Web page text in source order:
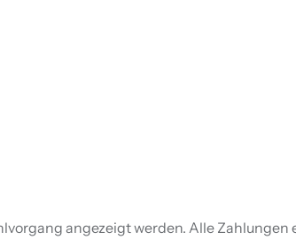
angezeigt werden. Alle Zahlungen